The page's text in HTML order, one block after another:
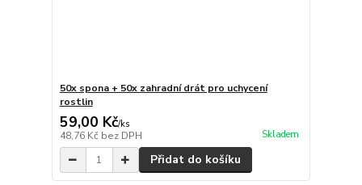
50x spona + 50x zahradní drát pro uchycení
rostlin
59,00 Kč/ks
48,76 Kč bez DPH Skladem
Přidat do košíku